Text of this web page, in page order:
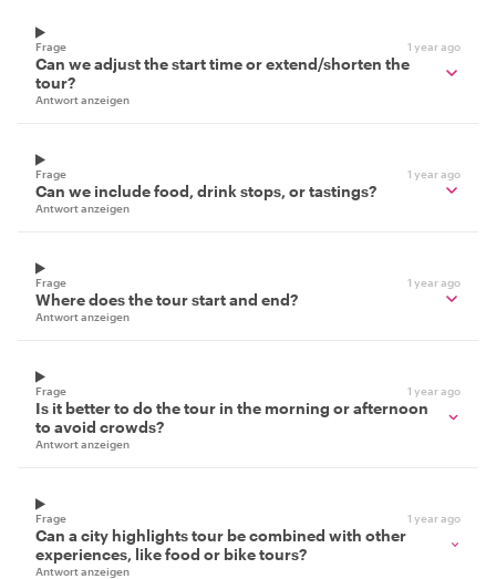
Frage 1 year ago
Can we adjust the start time or extend/shorten the
tour?
Antwort anzeigen
Frage 1 year ago
Can we include food, drink stops, or tastings?
Antwort anzeigen
Frage 1 year ago
Where does the tour start and end?
Antwort anzeigen
Frage 1 year ago
Is it better to do the tour in the morning or afternoon
to avoid crowds?
Antwort anzeigen
Frage 1 year ago
Can a city highlights tour be combined with other
experiences, like food or bike tours?
Antwort anzeigen